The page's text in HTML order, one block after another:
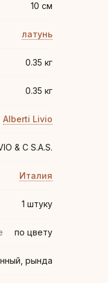
10 см
латунь
0.35 кг
0.35 кг
Alberti Livio
& C S.A.S.
Италия
1 штуку
по цвету
рында